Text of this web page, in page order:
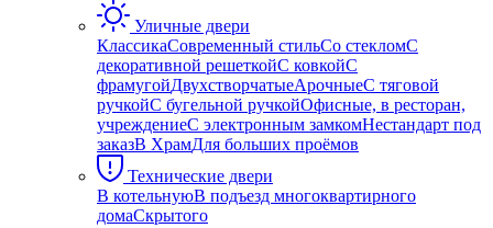
Уличные двери
КлассикаСовременный стильСо стекломС
декоративной решеткойС ковкойС
фрамугойДвухстворчатыеАрочныеС тяговой
ручкойС бугельной ручкойОфисные, в ресторан,
учреждениеС электронным замкомНестандарт под
заказВ ХрамДля больших проёмов
Технические двери
В котельнуюВ подъезд многоквартирного
домаСкрытого